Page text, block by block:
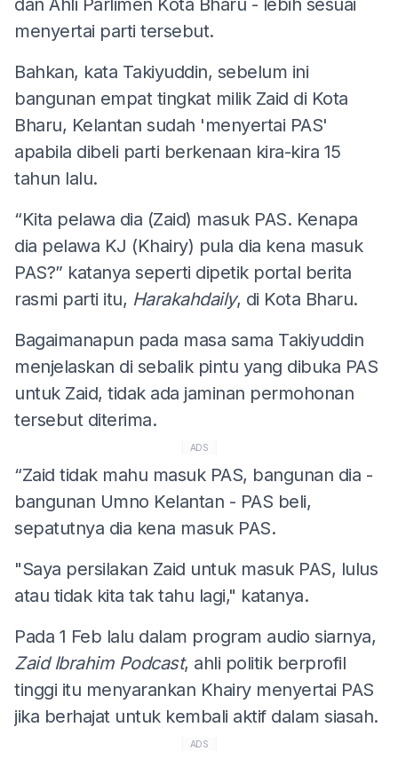
menyertai parti tersebut.
Bahkan, kata Takiyuddin, sebelum ini
bangunan empat tingkat milik Zaid di Kota
Bharu, Kelantan sudah 'menyertai PAS'
apabila dibeli parti berkenaan kira-kira 15
tahun lalu.
“Kita pelawa dia (Zaid) masuk PAS. Kenapa
dia pelawa KJ (Khairy) pula dia kena masuk
PAS?” katanya seperti dipetik portal berita
rasmi parti itu, Harakahdaily, di Kota Bharu.
Bagaimanapun pada masa sama Takiyuddin
menjelaskan di sebalik pintu yang dibuka PAS
untuk Zaid, tidak ada jaminan permohonan
tersebut diterima.
ADS
“Zaid tidak mahu masuk PAS, bangunan dia -
bangunan Umno Kelantan - PAS beli,
sepatutnya dia kena masuk PAS.
"Saya persilakan Zaid untuk masuk PAS, lulus
atau tidak kita tak tahu lagi," katanya.
Pada 1 Feb lalu dalam program audio siarnya,
Zaid Ibrahim Podcast, ahli politik berprofil
tinggi itu menyarankan Khairy menyertai PAS
jika berhajat untuk kembali aktif dalam siasah.
ADS